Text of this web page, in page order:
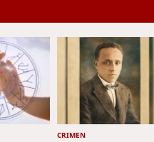
CRIMEN